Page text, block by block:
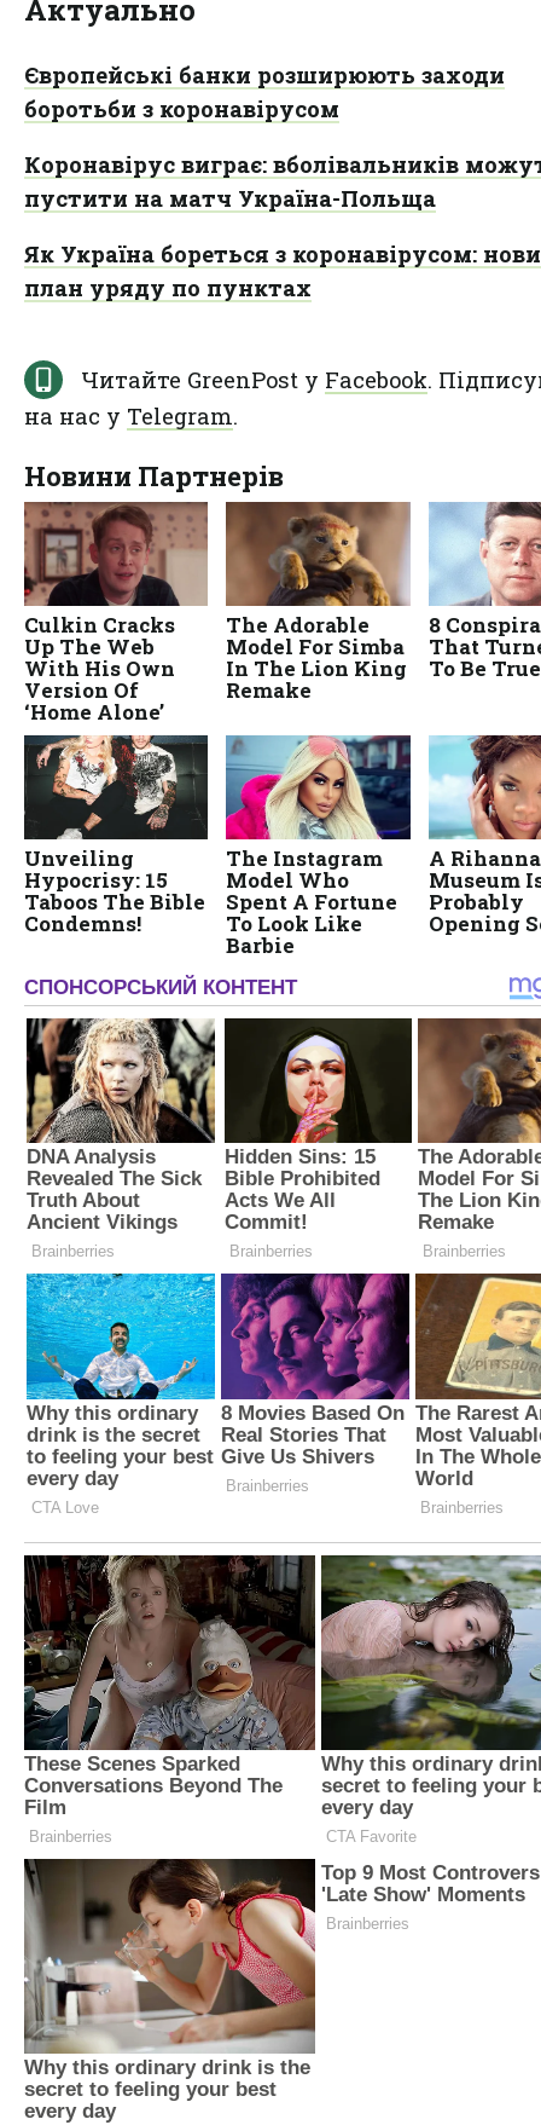
Актуально
Європейські банки розширюють заходи
боротьби з коронавірусом
Коронавірус виграє: вболівальників
пустити на матч Україна-Польща
Як Україна бореться з коронавірусом:
план уряду по пунктах
Читайте GreenPost у Facebook.
на нас у Telegram.